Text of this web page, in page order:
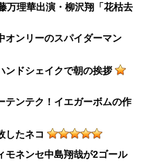
万理華出演・柳沢翔「花枯去
オンリーのスパイダーマン
ンドシェイクで朝の挨拶
テンテク！イエガーボムの作
したネコ
モネンセ中島翔哉が2ゴール